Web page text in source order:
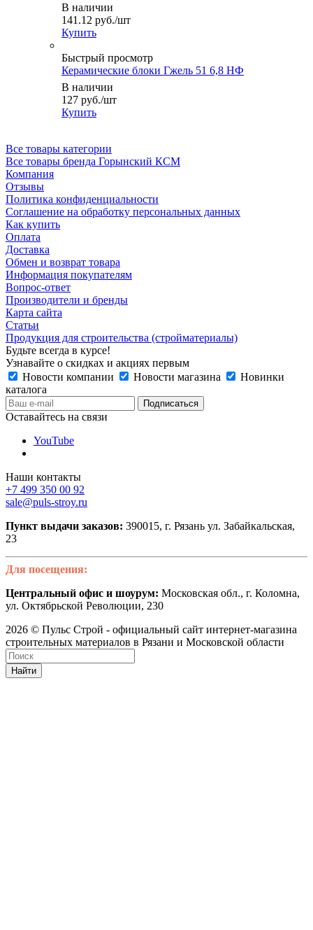
В наличии
141.12 руб./шт
Купить
Быстрый просмотр
Керамические блоки Гжель 51 6,8 НФ
В наличии
127 руб./шт
Купить
Все товары категории
Все товары бренда Горынский КСМ
Компания
Отзывы
Политика конфиденциальности
Соглашение на обработку персональных данных
Как купить
Оплата
Доставка
Обмен и возврат товара
Информация покупателям
Вопрос-ответ
Производители и бренды
Карта сайта
Статьи
Продукция для строительства (стройматериалы)
Будьте всегда в курсе!
Узнавайте о скидках и акциях первым
Новости компании
Новости магазина
Новинки
каталога
Оставайтесь на связи
YouTube
Наши контакты
+7 499 350 00 92
sale@puls-stroy.ru
Пункт выдачи заказов: 390015, г. Рязань ул. Забайкальская,
23
Для посещения:
Центральный офис и шоурум: Московская обл., г. Коломна,
ул. Октябрьской Революции, 230
2026 © Пульс Строй - официальный сайт интернет-магазина
строительных материалов в Рязани и Московской области
Найти